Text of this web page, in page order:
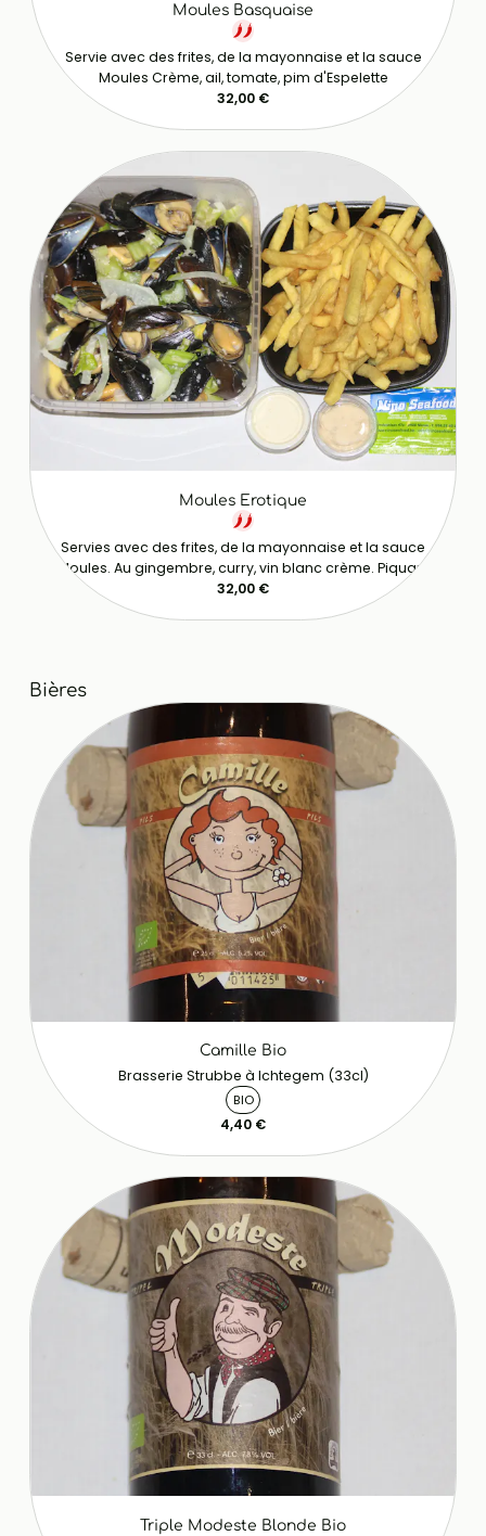
Moules Basquaise
Servie avec des frites, de la mayonnaise et la sauce
Moules Crème, ail, tomate, pim d'Espelette
32,00 €
Moules Erotique
Servies avec des frites, de la mayonnaise et la sauce
Moules. Au gingembre, curry, vin blanc crème. Piquant
32,00 €
Bières
Camille Bio
Brasserie Strubbe à Ichtegem (33cl)
BIO
4,40 €
Triple Modeste Blonde Bio